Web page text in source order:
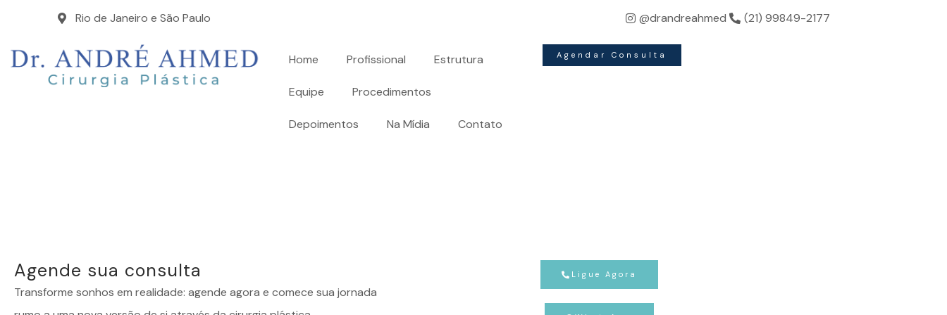
Rio de Janeiro e São Paulo moldando sua beleza.
@drandreahmed (21) 99849-2177
Home Profissional Estrutura
Equipe Procedimentos
Depoimentos Na Mídia Contato
Agendar Consulta
Agende sua consulta
Transforme sonhos em realidade: agende agora e comece sua jornada
Ligue Agora